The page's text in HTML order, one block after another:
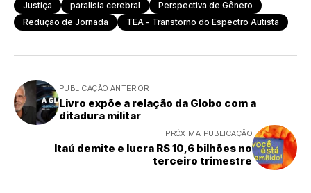
Justiça paralisia cerebral
Perspectiva de Gênero
Redução de Jornada
TEA - Transtorno do Espectro Autista
PUBLICAÇÃO ANTERIOR
Livro expõe a relação da Globo com a
ditadura militar
PRÓXIMA PUBLICAÇÃO
Itaú demite e lucra R$ 10,6 bilhões no
terceiro trimestre